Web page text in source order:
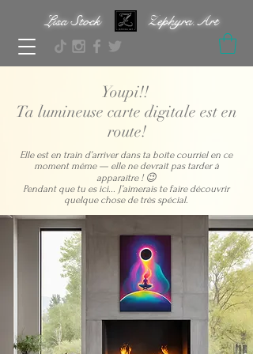
Lisa Stock Zephyra.Art
Youpi!!
Ta lumineuse carte digitale est en
route!
​​Elle est en train d’arriver dans ta boîte courriel en ce
moment même — elle ne devrait pas tarder à
apparaître ! 😉
Pendant que tu es ici... J’aimerais te faire découvrir
quelque chose de très spécial.